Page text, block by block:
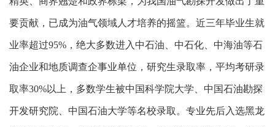
要贡献，已成为油气领域人才培养的摇篮。近三年毕业生就
业率超过95%，绝大多数进入中石油、中石化、中海油等石
油企业和地质调查企事业单位，研究生录取率，平均考研录
取率30%以上，多数学生被中国科学院大学、中国石油勘探
开发研究院、中国石油大学等名校录取。专业先后入选黑龙